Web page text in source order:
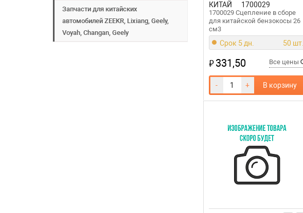
Запчасти для китайских
автомобилей ZEEKR, Lixiang, Geely,
Voyah, Changan, Geely
КИТАЙ 1700029
1700029 Сцепление в сборе
для китайской бензокосы 26
см3
Срок 5 дн. 50 шт.
₽331,50 Все цены
- + В корзину